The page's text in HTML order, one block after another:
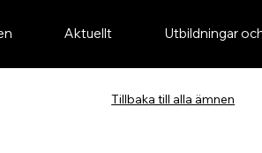
Aktuellt Utbildningar
Tillbaka till alla ämnen